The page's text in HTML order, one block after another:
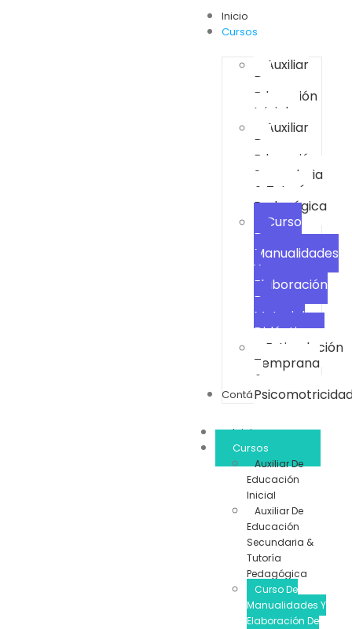
Inicio
Cursos
Auxiliar
De
Educación
Inicial
Auxiliar
De
Educación
Secundaria
& Tutoría
Pedagógica
Curso
De
Manualidades
Y
Elaboración
De
Material
Didáctico
Estimulación
Temprana
&
Contáctanos
Inicio
Cursos
Auxiliar De
Educación
Inicial
Auxiliar De
Educación
Secundaria &
Tutoría
Pedagógica
Curso De
Manualidades Y
Elaboración De